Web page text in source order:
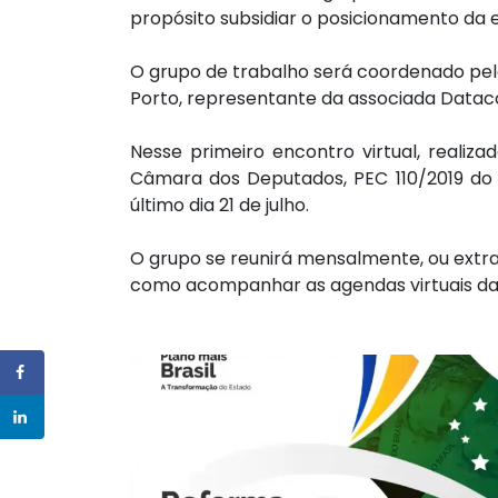
propósito subsidiar o posicionamento da
O grupo de trabalho será coordenado
Porto, representante da associada
Nesse primeiro encontro virtual,
Câmara dos Deputados, PEC 110/2019
último dia 21 de julho.
O grupo se reunirá mensalmente, ou
como acompanhar as agendas virtuais